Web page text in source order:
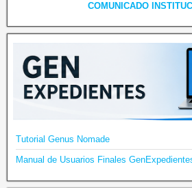
COMUNICADO
Tutorial Genus Nomade
Manual de Usuarios Finales